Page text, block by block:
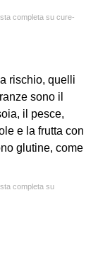
completa su cure-
rischio, quelli
sono il
il pesce,
e la frutta con
glutine, come
completa su